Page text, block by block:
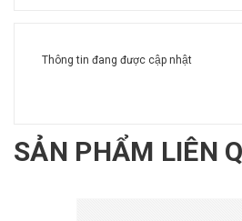
Thông tin đang được cập nhật
SẢN PHẨM LIÊN